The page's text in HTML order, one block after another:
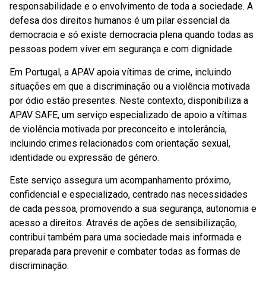
responsabilidade e o envolvimento de toda a sociedade. A
defesa dos direitos humanos é um pilar essencial da
democracia e só existe democracia plena quando todas as
pessoas podem viver em segurança e com dignidade.
Em Portugal, a APAV apoia vítimas de crime, incluindo
situações em que a discriminação ou a violência motivada
por ódio estão presentes. Neste contexto, disponibiliza a
APAV SAFE, um serviço especializado de apoio a vítimas
de violência motivada por preconceito e intolerância,
incluindo crimes relacionados com orientação sexual,
identidade ou expressão de género.
Este serviço assegura um acompanhamento próximo,
confidencial e especializado, centrado nas necessidades
de cada pessoa, promovendo a sua segurança, autonomia e
acesso a direitos. Através de ações de sensibilização,
contribui também para uma sociedade mais informada e
preparada para prevenir e combater todas as formas de
discriminação.